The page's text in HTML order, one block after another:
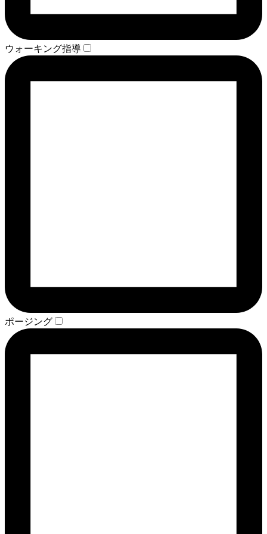
ウォーキング指導
ポージング